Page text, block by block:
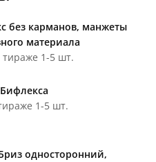
без карманов, манжеты
материала
1-5 шт.
1-5 шт.
односторонний,